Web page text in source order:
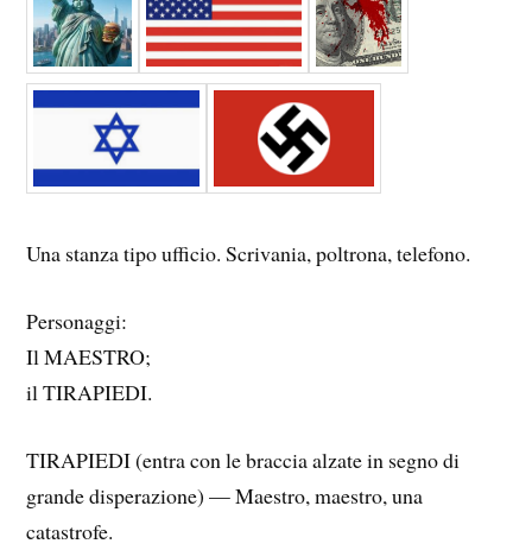
Una stanza tipo ufficio. Scrivania, poltrona, telefono.
Personaggi:
Il MAESTRO;
il TIRAPIEDI.
TIRAPIEDI (entra con le braccia alzate in segno di
grande disperazione) — Maestro, maestro, una
catastrofe.